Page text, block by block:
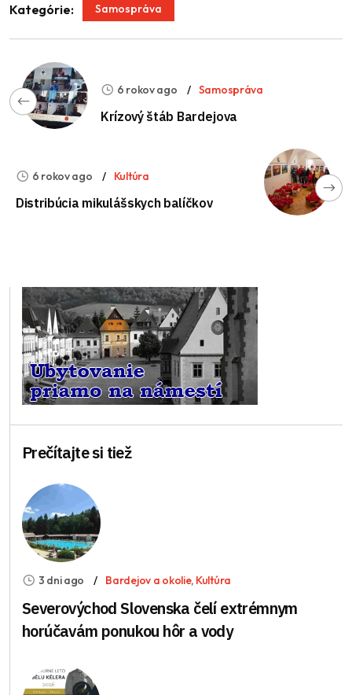
Kategórie: Samospráva
6 rokov ago Samospráva
Krízový štáb Bardejova
6 rokov ago Kultúra
Distribúcia mikulášskych balíčkov
Prečítajte si tiež
3 dni ago Bardejov a okolie, Kultúra
Severovýchod Slovenska čelí extrémnym
horúčavám ponukou hôr a vody